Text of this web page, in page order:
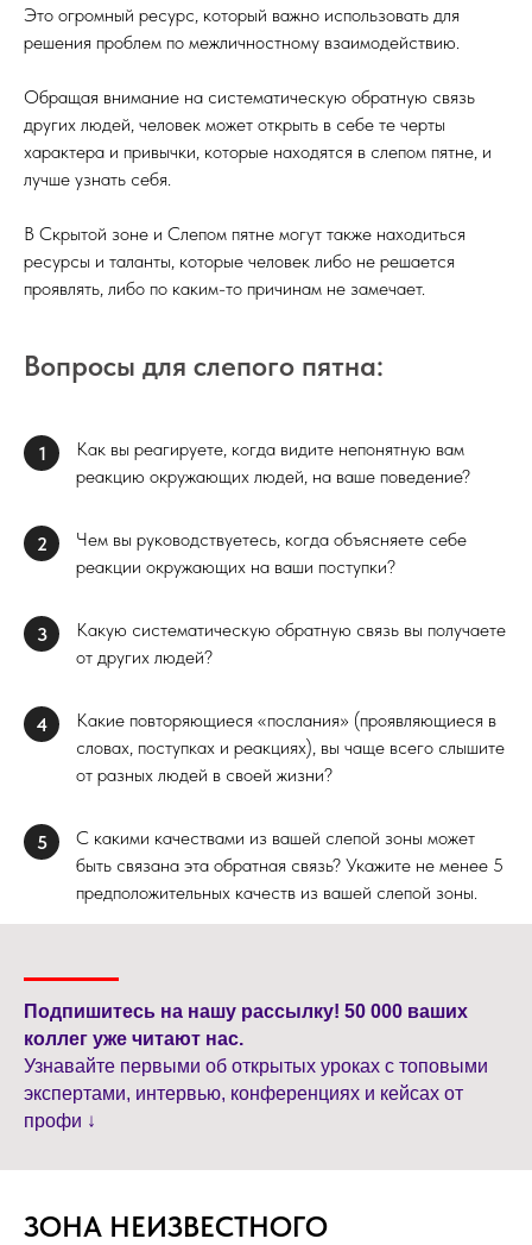
Это огромный ресурс, который важно использовать для
решения проблем по межличностному взаимодействию.
Обращая внимание на систематическую обратную связь
других людей, человек может открыть в себе те черты
характера и привычки, которые находятся в слепом пятне, и
лучше узнать себя.
В Скрытой зоне и Слепом пятне могут также находиться
ресурсы и таланты, которые человек либо не решается
проявлять, либо по каким-то причинам не замечает.
Вопросы для слепого пятна:
1
Как вы реагируете, когда видите непонятную вам
реакцию окружающих людей, на ваше поведение?
2
Чем вы руководствуетесь, когда объясняете себе
реакции окружающих на ваши поступки?
3
Какую систематическую обратную связь вы получаете
от других людей?
4
Какие повторяющиеся «послания» (проявляющиеся в
словах, поступках и реакциях), вы чаще всего слышите
от разных людей в своей жизни?
5
С какими качествами из вашей слепой зоны может
быть связана эта обратная связь? Укажите не менее 5
предположительных качеств из вашей слепой зоны.
Подпишитесь на нашу рассылку! 50 000 ваших
коллег уже читают нас.
Узнавайте первыми об открытых уроках с топовыми
экспертами, интервью, конференциях и кейсах от
профи ↓
ЗОНА НЕИЗВЕСТНОГО